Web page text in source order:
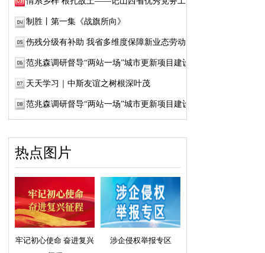
制胜丨第一集《战旗所向》
伤残分级有补助 我省多维度保障新业态劳动者...
范兆森调研督导“两站一场”城市更新项目建设
天天学习｜中斯友谊之树根深叶茂
范兆森调研督导“两站一场”城市更新项目建设
热点图片
牢记初心使命 奋进复兴
涉企侵权举报专区